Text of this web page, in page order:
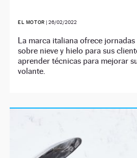
EL MOTOR | 26/02/2022
La marca italiana ofrece
sobre nieve y hielo para sus
aprender técnicas para mejorar
volante.